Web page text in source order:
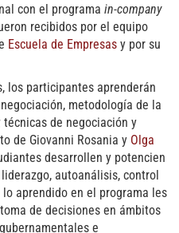
con el programa in-company
recibidos por el equipo
Escuela de Empresas y por su
los participantes aprenderán
metodología de la
de negociación y
de Giovanni Rosania y Olga
desarrollen y potencien
autoanálisis, control
aprendido en el programa les
de decisiones en ámbitos
e